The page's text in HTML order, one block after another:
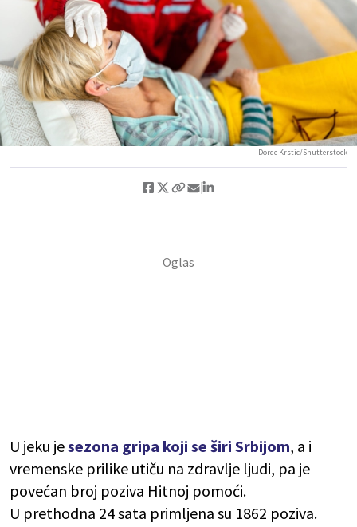
Dorde Krstic/Shutterstock
U jeku jesezona gripa koji se širi Srbijom, a i
vremenske prilike utiču na zdravlje ljudi, pa je
povećan broj poziva Hitnoj pomoći.
U prethodna 24 sata primljena su 1862 poziva.